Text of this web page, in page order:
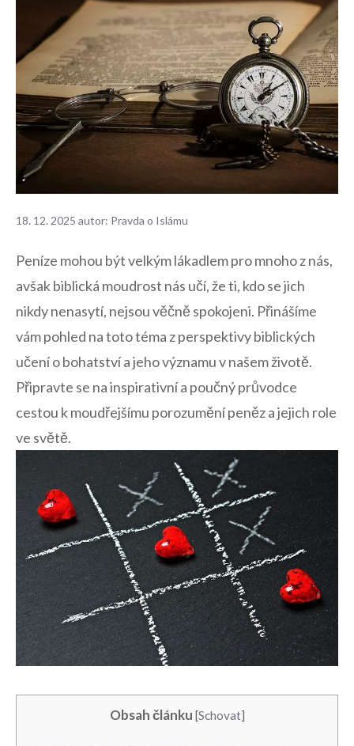
18. 12. 2025 autor: Pravda o Islámu
Peníze mohou být velkým lákadlem pro mnoho z nás,
avšak biblická moudrost nás učí, že ti, kdo se jich
nikdy nenasytí, nejsou věčně spokojeni. Přinášíme
vám pohled na toto téma z perspektivy biblických
učení o bohatství a jeho významu v našem životě.
Připravte se na inspirativní a poučný průvodce
cestou k moudřejšímu porozumění peněz a jejich role
ve světě.
Obsah článku [Schovat]